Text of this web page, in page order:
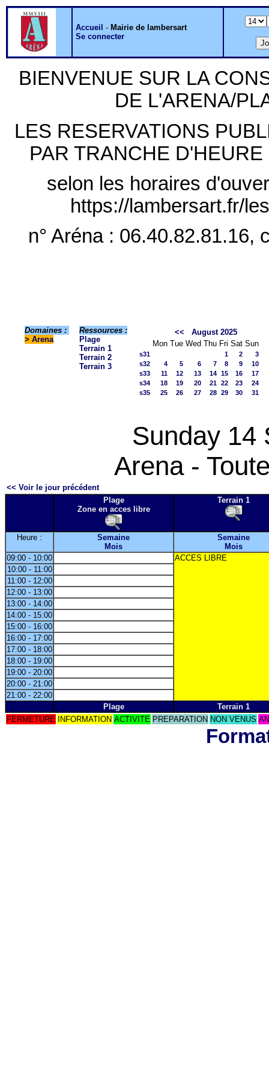
Accueil - Mairie de lambersart
Se connecter
BIENVENUE SUR LA
DE L'ARENA/
LES RESERVATIONS
PAR TRANCHE
selon les horaires
https://lambersart.fr/
n° Aréna : 06.40.82.81.16,
Domaines :
> Arena
Ressources :
Plage
Terrain 1
Terrain 2
Terrain 3
<<
August 2025
Mon Tue Wed Thu Fri Sat Sun
s31 1 2
3
s32
4 5 6 7 8 9
10
s33
11 12 13 14 15 16
17
s34
18 19 20 21 22 23
24
s35
25 26 27 28 29 30 31
Sunday 14
Arena -
<< Voir le jour précédent
Plage
Zone en acces libre
Terrain 1
Heure :
Semaine
Mois
Semaine
Mois
09:00 - 10:00
ACCES LIBRE
10:00 - 11:00
11:00 - 12:00
12:00 - 13:00
13:00 - 14:00
14:00 - 15:00
15:00 - 16:00
16:00 - 17:00
17:00 - 18:00
18:00 - 19:00
19:00 - 20:00
20:00 - 21:00
21:00 - 22:00
Plage
Terrain 1
FERMETURE
INFORMATION ACTIVITE PREPARATION NON VENUS